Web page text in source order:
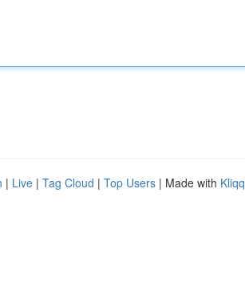
| Live | Tag Cloud | Top Users | Made with